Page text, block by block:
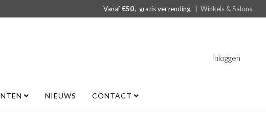
Vanaf€50,- gratis verzending. |Winkels & Salons
Inloggen
NIEUWS CONTACT